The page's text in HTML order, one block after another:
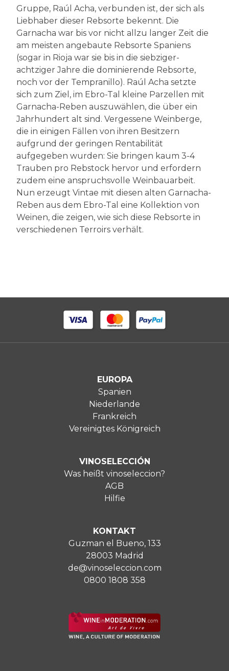
Gruppe, Raúl Acha, verbunden ist, der sich als
Liebhaber dieser Rebsorte bekennt. Die
Garnacha war bis vor nicht allzu langer Zeit die
am meisten angebaute Rebsorte Spaniens
(sogar in Rioja war sie bis in die siebziger-
achtziger Jahre die dominierende Rebsorte,
noch vor der Tempranillo). Raúl Acha setzte
sich zum Ziel, im Ebro-Tal kleine Parzellen mit
Garnacha-Reben auszuwählen, die über ein
Jahrhundert alt sind. Vergessene Weinberge,
die in einigen Fällen von ihren Besitzern
aufgrund der geringen Rentabilität
aufgegeben wurden: Sie bringen kaum 3-4
Trauben pro Rebstock hervor und erfordern
zudem eine anspruchsvolle Weinbauarbeit.
Nun erzeugt Vintae mit diesen alten Garnacha-
Reben aus dem Ebro-Tal eine Kollektion von
Weinen, die zeigen, wie sich diese Rebsorte in
verschiedenen Terroirs verhält.
EUROPA
Spanien
Niederlande
Frankreich
Vereinigtes Königreich
VINOSELECCIÓN
Was heißt vinoseleccion?
AGB
Hilfie
KONTAKT
Guzman el Bueno, 133
28003 Madrid
de@vinoseleccion.com
0800 1808 358